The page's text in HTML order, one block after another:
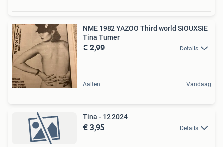
NME 1982 YAZOO Third world SIOUXSIE
Tina Turner
€ 2,99 Details
Aalten Vandaag
Tina - 12 2024
€ 3,95 Details